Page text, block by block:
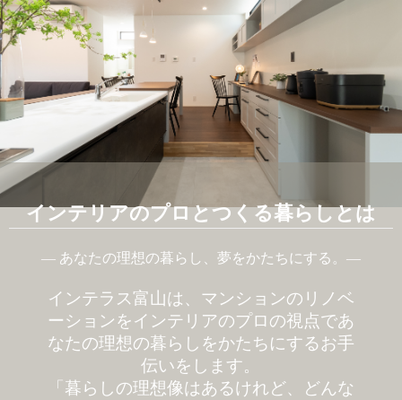
インテリアのプロとつくる暮らしとは
― あなたの理想の暮らし、夢をかたちにする。―
インテラス富山は、マンションのリノベ
ーションをインテリアのプロの視点であ
なたの理想の暮らしをかたちにするお手
伝いをします。
「暮らしの理想像はあるけれど、どんな